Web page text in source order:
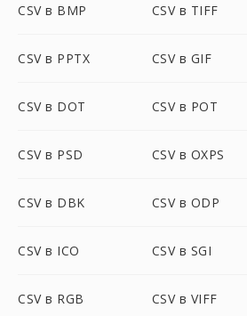
CSV в BMP CSV в TIFF
CSV в PPTX CSV в GIF
CSV в DOT CSV в POT
CSV в PSD CSV в OXPS
CSV в DBK CSV в ODP
CSV в ICO CSV в SGI
CSV в RGB CSV в VIFF